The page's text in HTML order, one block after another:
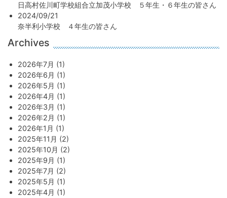
日高村佐川町学校組合立加茂小学校 ５年生・６年生の皆さん
2024/09/21
奈半利小学校 ４年生の皆さん
Archives
2026年7月 (1)
2026年6月 (1)
2026年5月 (1)
2026年4月 (1)
2026年3月 (1)
2026年2月 (1)
2026年1月 (1)
2025年11月 (2)
2025年10月 (2)
2025年9月 (1)
2025年7月 (2)
2025年5月 (1)
2025年4月 (1)